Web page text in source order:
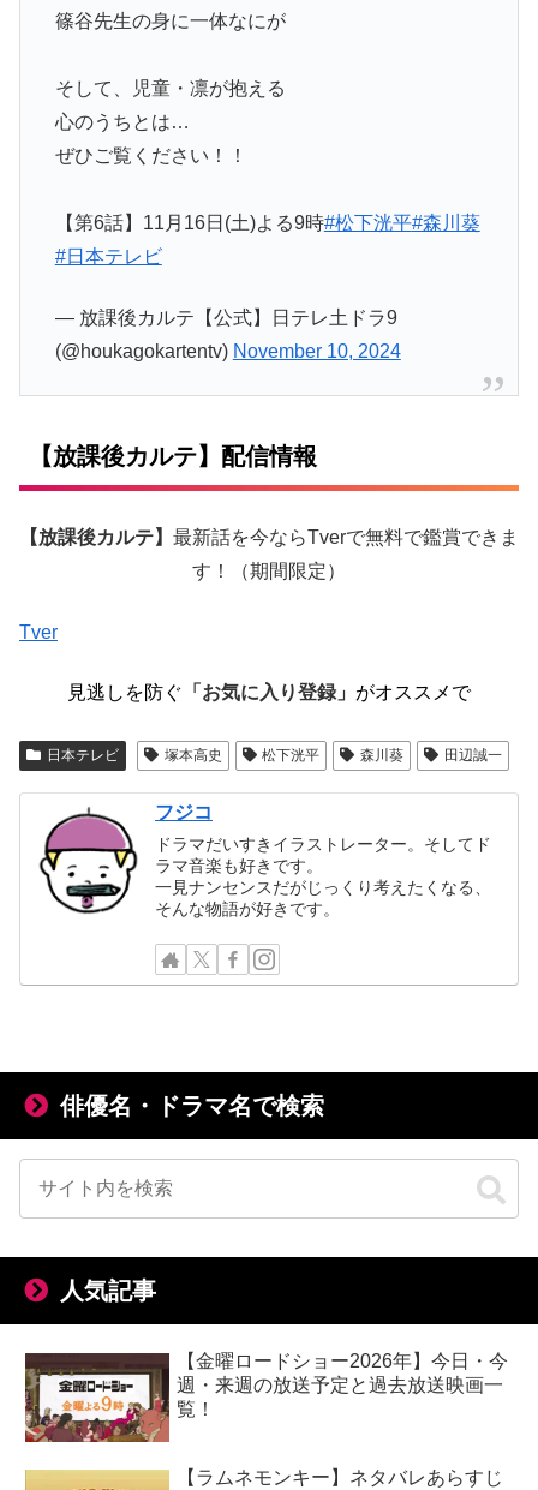
篠谷先生の身に一体なにが
そして、児童・凛が抱える
心のうちとは…
ぜひご覧ください！！
【第6話】11月16日(土)よる9時#松下洸平#森川葵
#日本テレビ
— 放課後カルテ【公式】日テレ土ドラ9
(@houkagokartentv) November 10, 2024
【放課後カルテ】配信情報
【放課後カルテ】 最新話を今ならTverで無料で鑑賞できま
す！（期間限定）
Tver
見逃しを防ぐ 「お気に入り登録」 がオススメで
日本テレビ 塚本高史 松下洸平 森川葵 田辺誠一
フジコ
ドラマだいすきイラストレーター。そしてド
ラマ音楽も好きです。
一見ナンセンスだがじっくり考えたくなる、
そんな物語が好きです。
俳優名・ドラマ名で検索
人気記事
【金曜ロードショー2026年】今日・今
週・来週の放送予定と過去放送映画一
覧！
【ラムネモンキー】ネタバレあらすじ